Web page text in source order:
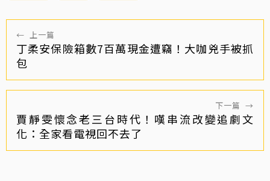
← 上一篇
丁柔安保險箱數7百萬現金遭竊！大咖兇手被抓
包
下一篇 →
賈靜雯懷念老三台時代！嘆串流改變追劇文
化：全家看電視回不去了